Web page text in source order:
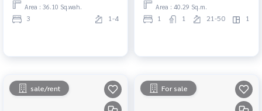
Area : 36.10 Sq.wah.
3 1-4
Area : 40.29 Sq.m.
1 1 21-50 1
sale/rent For sale